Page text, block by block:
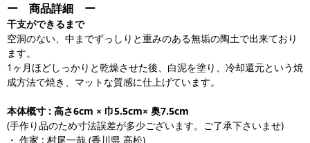
ー 商品詳細 ー
干支ができるまで
空洞のない、中までずっしりと重みのある無垢の陶土で出来ており
ます。
1ヶ月ほどしっかりと乾燥させた後、白泥を塗り、冷却還元という焼
成方法で焼き、マットな質感に仕上げています。
本体概寸 : 高さ6cm × 巾5.5cm× 奥7.5cm
(手作り品のため寸法誤差が多少ございます。ご了承下さいませ)
・ 作家 : 村尾一哉 (香川県 高松)